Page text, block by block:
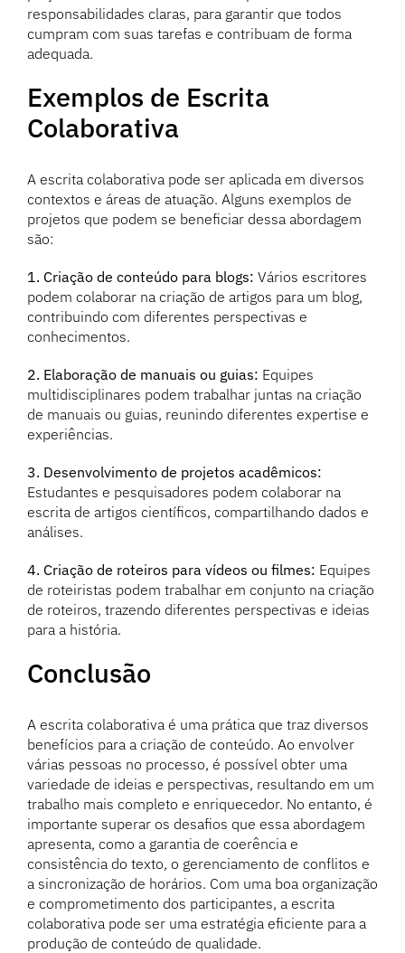
responsabilidades claras, para garantir que todos
cumpram com suas tarefas e contribuam de forma
adequada.
Exemplos de Escrita
Colaborativa
A escrita colaborativa pode ser aplicada em diversos
contextos e áreas de atuação. Alguns exemplos de
projetos que podem se beneficiar dessa abordagem
são:
1. Criação de conteúdo para blogs: Vários escritores
podem colaborar na criação de artigos para um blog,
contribuindo com diferentes perspectivas e
conhecimentos.
2. Elaboração de manuais ou guias: Equipes
multidisciplinares podem trabalhar juntas na criação
de manuais ou guias, reunindo diferentes expertise e
experiências.
3. Desenvolvimento de projetos acadêmicos:
Estudantes e pesquisadores podem colaborar na
escrita de artigos científicos, compartilhando dados e
análises.
4. Criação de roteiros para vídeos ou filmes: Equipes
de roteiristas podem trabalhar em conjunto na criação
de roteiros, trazendo diferentes perspectivas e ideias
para a história.
Conclusão
A escrita colaborativa é uma prática que traz diversos
benefícios para a criação de conteúdo. Ao envolver
várias pessoas no processo, é possível obter uma
variedade de ideias e perspectivas, resultando em um
trabalho mais completo e enriquecedor. No entanto, é
importante superar os desafios que essa abordagem
apresenta, como a garantia de coerência e
consistência do texto, o gerenciamento de conflitos e
a sincronização de horários. Com uma boa organização
e comprometimento dos participantes, a escrita
colaborativa pode ser uma estratégia eficiente para a
produção de conteúdo de qualidade.